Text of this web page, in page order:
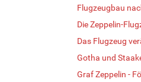
Flugzeugbau
Die Zeppelin-
Das Flugzeug
Gotha und
Graf Zeppelin -